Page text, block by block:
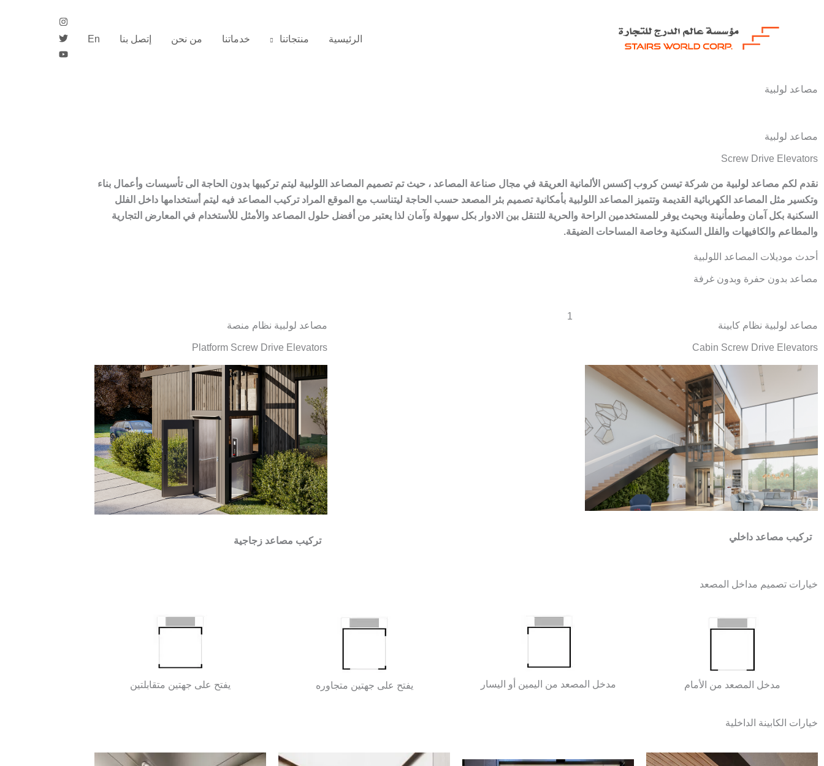
الرئيسية منتجاتنا خدماتنا من نحن إتصل بنا En
مصاعد لولبية
مصاعد لولبية
Screw Drive Elevators
نقدم لكم مصاعد لولبية من شركة تيسن كروب إكسس الألمانية العريقة في مجال صناعة المصاعد ، حيث تم تصميم المصاعد اللولبية ليتم تركيبها بدون الحاجة الى تأسيسات وأعمال بناء
وتكسير مثل المصاعد الكهربائية القديمة وتتميز المصاعد اللولبية بأمكانية تصميم بئر المصعد حسب الحاجة ليتناسب مع الموقع المراد تركيب المصاعد فيه ليتم أستخدامها داخل الفلل
السكنية بكل آمان وطمأنينة وبحيث يوفر للمستخدمين الراحة والحرية للتنقل بين الادوار بكل سهولة وآمان لذا يعتبر من أفضل حلول المصاعد والأمثل للأستخدام في المعارض التجارية
والمطاعم والكافيهات والفلل السكنية وخاصة المساحات الضيقة.
أحدث موديلات المصاعد اللولبية
مصاعد بدون حفرة وبدون غرفة
مصاعد لولبية نظام كابينة
Cabin Screw Drive Elevators
تركيب مصاعد داخلي
1
مصاعد لولبية نظام منصة
Platform Screw Drive Elevators
تركيب مصاعد زجاجية
خيارات تصميم مداخل المصعد
مدخل المصعد من الأمام مدخل المصعد من اليمين أو اليسار يفتح على جهتين متجاوره يفتح على جهتين متقابلتين
خيارات الكابينة الداخلية